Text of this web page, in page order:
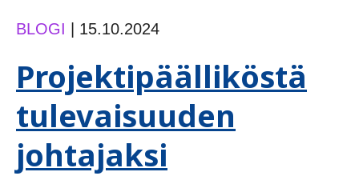
BLOGI 15.10.2024
Projektipäälliköstä
tulevaisuuden
johtajaksi